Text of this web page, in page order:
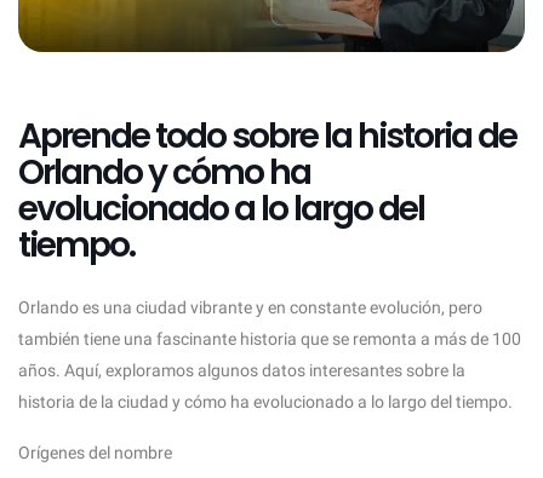
Aprende todo sobre la historia de
Orlando y cómo ha
evolucionado a lo largo del
tiempo.
Orlando es una ciudad vibrante y en constante evolución, pero
también tiene una fascinante historia que se remonta a más de 100
años. Aquí, exploramos algunos datos interesantes sobre la
historia de la ciudad y cómo ha evolucionado a lo largo del tiempo.
Orígenes del nombre